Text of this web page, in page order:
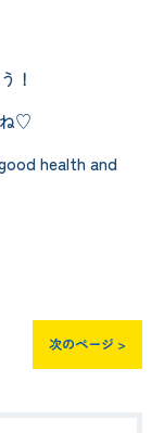
！
ね♡
health and
次のページ >